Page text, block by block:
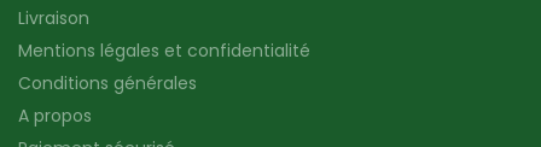
Livraison
Mentions légales et confidentialité
Conditions générales
A propos